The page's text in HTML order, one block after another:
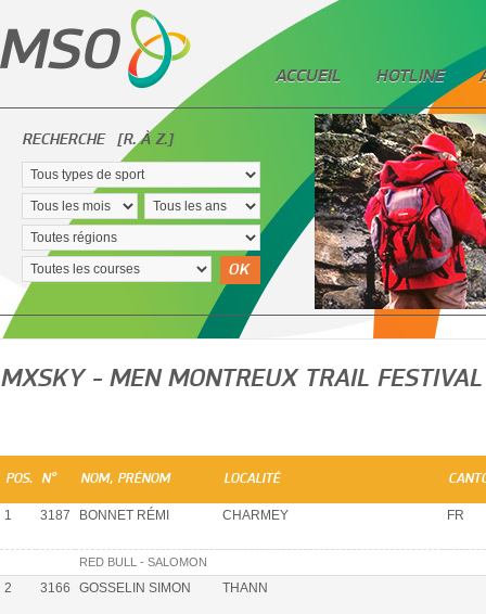
ACCUEIL HOTLINE
RECHERCHE [R. À Z.]
OK
MXSKY - MEN MONTREUX TRAIL FESTIVAL
POS. N° NOM, PRÉNOM LOCALITÉ
1 3187 BONNET RÉMI CHARMEY FR
RED BULL - SALOMON
2 3166 GOSSELIN SIMON THANN